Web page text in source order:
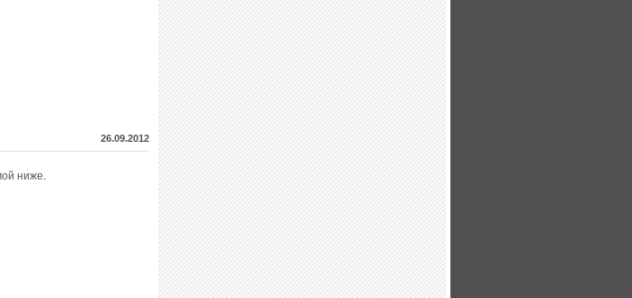
26.09.2012
ниже.